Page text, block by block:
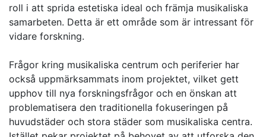
roll i att sprida estetiska ideal och främja musikaliska
samarbeten. Detta är ett område som är intressant för
vidare forskning.
Frågor kring musikaliska centrum och periferier har
också uppmärksammats inom projektet, vilket gett
upphov till nya forskningsfrågor och en önskan att
problematisera den traditionella fokuseringen på
huvudstäder och stora städer som musikaliska centra.